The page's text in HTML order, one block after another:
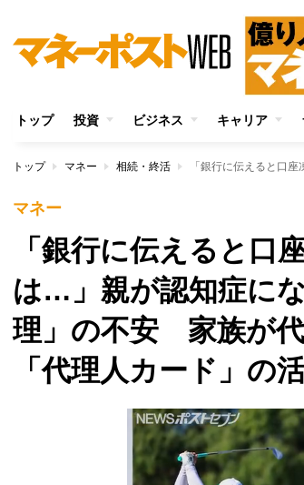
トップ 投資 ビジネス キャリア
トップ マネー 相続・終活
マネー
「銀行に伝えると口
は…」親が認知症に
理」の不安 家族が
「代理人カード」の